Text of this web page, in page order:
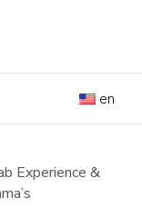
en
Experience &